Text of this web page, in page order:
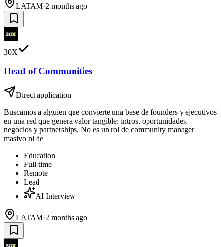
LATAM·2 months ago
30X
Head of Communities
Direct application
Buscamos a alguien que convierte una base de founders y ejecutivos
en una red que genera valor tangible: intros, oportunidades,
negocios y partnerships. No es un rol de community manager
masivo ni de
Education
Full-time
Remote
Lead
AI Interview
LATAM·2 months ago